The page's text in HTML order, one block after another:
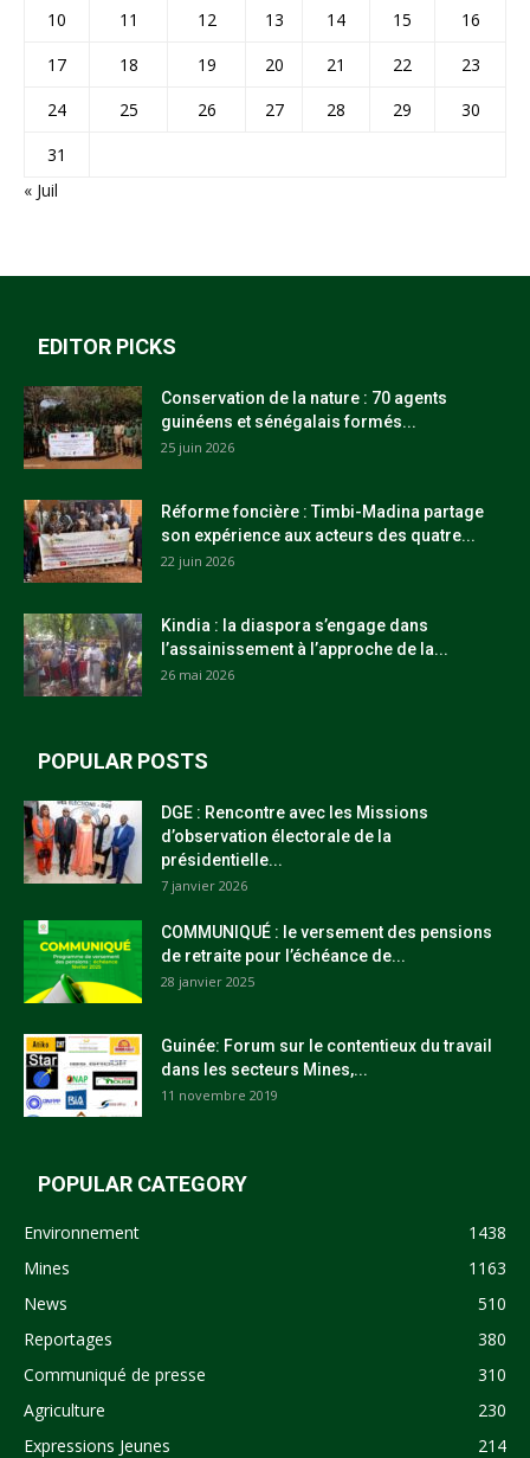
10 11 12 13 14 15
16
17
18 19 20 21 22
23
24
25 26 27 28 29
30
31
« Juil
EDITOR PICKS
Conservation de la nature : 70 agents
guinéens et sénégalais formés...
25 juin 2026
Réforme foncière : Timbi-Madina partage
son expérience aux acteurs des quatre...
22 juin 2026
Kindia : la diaspora s’engage dans
l’assainissement à l’approche de la...
26 mai 2026
POPULAR POSTS
DGE : Rencontre avec les Missions
d’observation électorale de la
présidentielle...
7 janvier 2026
COMMUNIQUÉ : le versement des pensions
de retraite pour l’échéance de...
28 janvier 2025
Guinée: Forum sur le contentieux du travail
dans les secteurs Mines,...
11 novembre 2019
POPULAR CATEGORY
Environnement
1438
Mines
1163
News
510
Reportages
380
Communiqué de presse
310
Agriculture
230
Expressions Jeunes
214